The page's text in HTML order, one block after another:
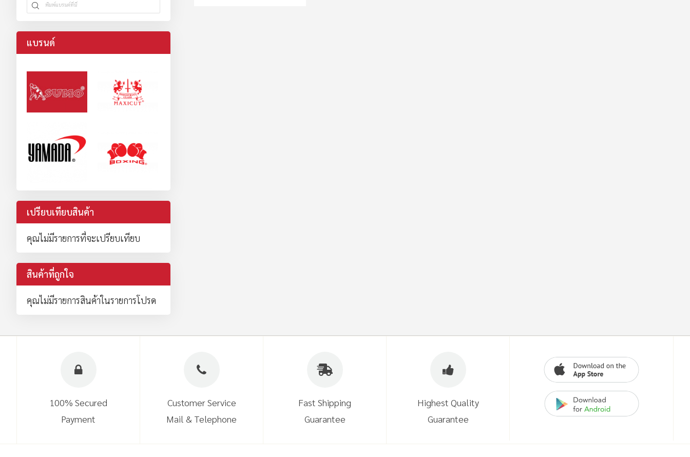
แบรนด์
เปรียบเทียบสินค้า
คุณไม่มีรายการที่จะเปรียบเทียบ
สินค้าที่ถูกใจ
คุณไม่มีรายการสินค้าในรายการโปรด
100% Secured
Payment
Customer Service
Mail & Telephone
Fast Shipping
Guarantee
Highest Quality
Guarantee